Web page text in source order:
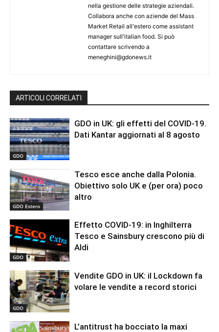
nella gestione delle strategie aziendali.
Collabora anche con aziende del Mass
Market Retail all'estero come assistant
manager sull'italian food. Si può
contattare scrivendo a
meneghini@gdonews.it
ARTICOLI CORRELATI
GDO
GDO in UK: gli effetti del COVID-19.
Dati Kantar aggiornati al 8 agosto
GDO Estero
Tesco esce anche dalla Polonia.
Obiettivo solo UK e (per ora) poco
altro
GDO
Effetto COVID-19: in Inghilterra
Tesco e Sainsbury crescono più di
Aldi
GDO
Vendite GDO in UK: il Lockdown fa
volare le vendite a record storici
L’antitrust ha bocciato la maxi